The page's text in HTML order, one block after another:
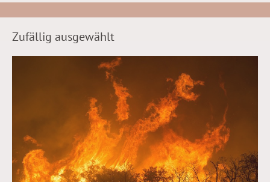
Zufällig ausgewählt